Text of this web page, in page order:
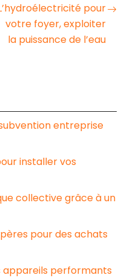
pour
votre foyer, exploiter
la puissance de l’eau
entreprise
installer vos
collective grâce à un
pour des achats
appareils performants